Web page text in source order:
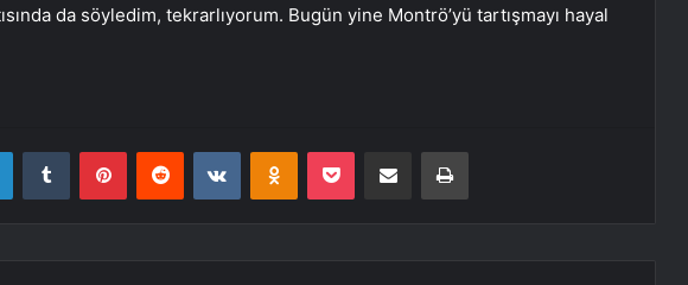
da söyledim, tekrarlıyorum. Bugün yine Montrö’yü tartışmayı hayal
LinkedInTumblr PinterestReddit VKontakteOdnoklassniki
Pocket E-Posta ile paylaş Yazdır